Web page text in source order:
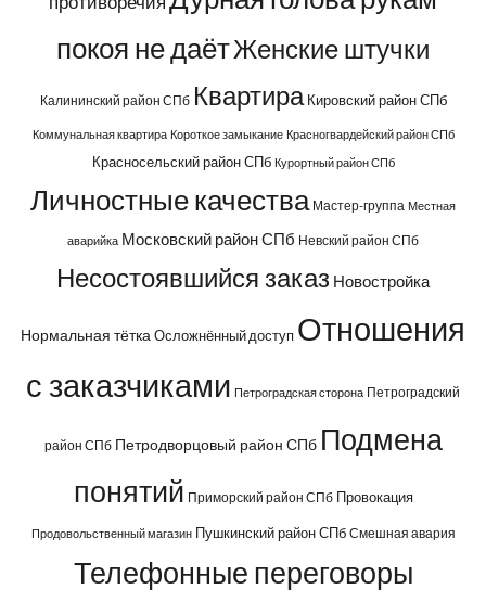
покоя не даётЖенские штучки
Калининский район СПб Квартира Кировский район СПб
Коммунальная квартира Короткое замыкание Красногвардейский район СПб
Красносельский район СПб Курортный район СПб
Личностные качества Мастер-группа Местная
аварийка Московский район СПб Невский район СПб
Несостоявшийся заказ Новостройка
Нормальная тётка Осложнённый доступ Отношения
с заказчиками Петроградская сторона Петроградский
район СПб Петродворцовый район СПб Подмена
понятий Приморский район СПб Провокация
Продовольственный магазин Пушкинский район СПб Смешная авария
Телефонные переговоры